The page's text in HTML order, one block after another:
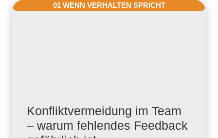
01 WENN VERHALTEN SPRICHT
Konfliktvermeidung im Team
– warum fehlendes Feedback